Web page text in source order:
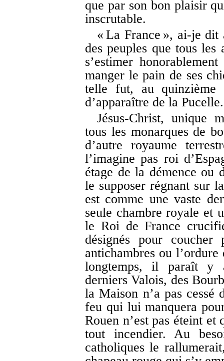
que par son bon plaisir
inscrutable.
« La France », ai-je
des peuples que tous les
s’estimer
manger le pain de ses
telle fut, au quinzième
d’apparaître de la Pucelle.
Jésus-Christ, unique
tous les monarques de
d’autre royaume
l’imagine pas roi
étage de la démence ou
le supposer régnant sur
est comme une vaste
seule chambre royale et
le Roi de France
désignés pour
antichambres ou
longtemps, il paraît y
derniers Valois, des
la Maison n’a pas cessé
feu qui lui manquera
Rouen n’est pas éteint
tout incendier. Au
catholiques le